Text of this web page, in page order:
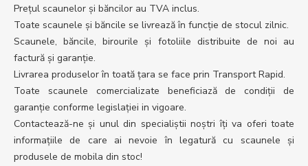
Prețul scaunelor și băncilor au TVA inclus.
Toate scaunele și băncile se livrează în funcție de stocul zilnic.
Scaunele, băncile, birourile și fotoliile distribuite de noi au
factură și garanție.
Livrarea produselor în toată țara se face prin Transport Rapid.
Toate scaunele comercializate beneficiază de condiții de
garanție conforme legislației in vigoare.
Contactează-ne și unul din specialiștii noștri îți va oferi toate
informațiile de care ai nevoie în legatură cu scaunele și
produsele de mobila din stoc!